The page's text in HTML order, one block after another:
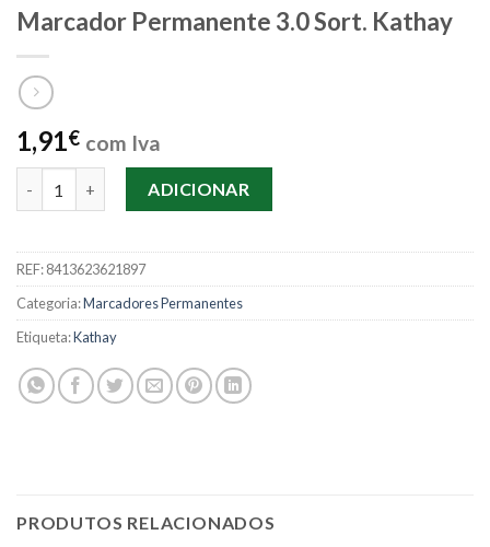
Marcador Permanente 3.0 Sort. Kathay
1,91€ com Iva
ADICIONAR
REF:8413623621897
Categoria:Marcadores Permanentes
Etiqueta:Kathay
PRODUTOS RELACIONADOS